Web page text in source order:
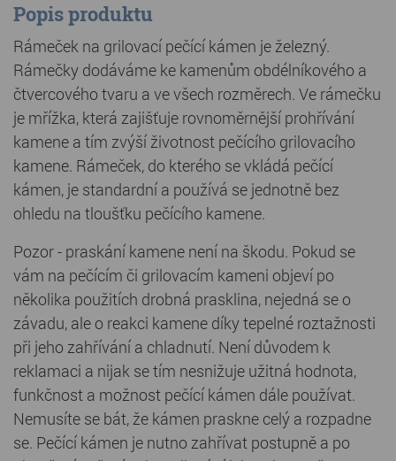
Popis produktu
Rámeček na grilovací pečící kámen je železný.
Rámečky dodáváme ke kamenům obdélníkového a
čtvercového tvaru a ve všech rozměrech. Ve rámečku
je mřížka, která zajišťuje rovnoměrnější prohřívání
kamene a tím zvýší životnost pečícího grilovacího
kamene. Rámeček, do kterého se vkládá pečící
kámen, je standardní a používá se jednotně bez
ohledu na tloušťku pečícího kamene.
Pozor - praskání kamene není na škodu. Pokud se
vám na pečícím či grilovacím kameni objeví po
několika použitích drobná prasklina, nejedná se o
závadu, ale o reakci kamene díky tepelné roztažnosti
při jeho zahřívání a chladnutí. Není důvodem k
reklamaci a nijak se tím nesnižuje užitná hodnota,
funkčnost a možnost pečící kámen dále používat.
Nemusíte se bát, že kámen praskne celý a rozpadne
se. Pečící kámen je nutno zahřívat postupně a po